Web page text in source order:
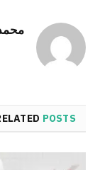
POSTS